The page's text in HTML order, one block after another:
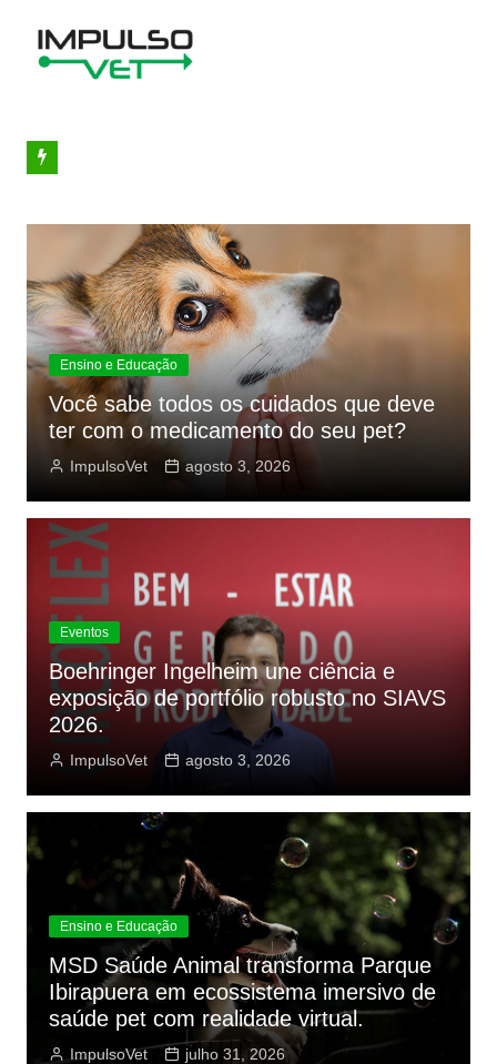
Ensino e Educação
Você sabe todos os cuidados que deve
ter com o medicamento do seu pet?
ImpulsoVet agosto 3, 2026
Eventos
Boehringer Ingelheim une ciência e
exposição de portfólio robusto no SIAVS
2026.
ImpulsoVet agosto 3, 2026
Ensino e Educação
MSD Saúde Animal transforma Parque
Ibirapuera em ecossistema imersivo de
saúde pet com realidade virtual.
ImpulsoVet julho 31, 2026